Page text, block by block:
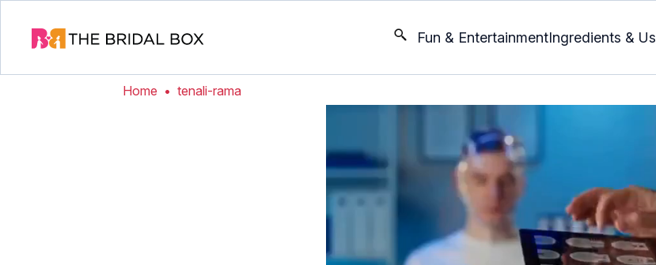
Fun & EntertainmentIngredients &
Home • tenali-rama